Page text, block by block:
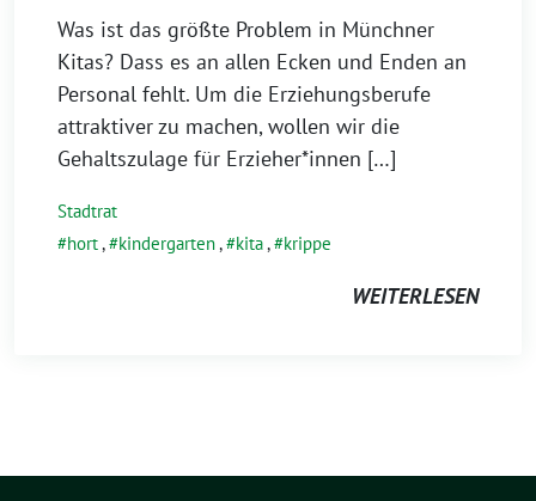
Was ist das größte Problem in Münchner
Kitas? Dass es an allen Ecken und Enden an
Personal fehlt. Um die Erziehungsberufe
attraktiver zu machen, wollen wir die
Gehaltszulage für Erzieher*innen […]
Stadtrat
hort, kindergarten, kita, krippe
WEITERLESEN